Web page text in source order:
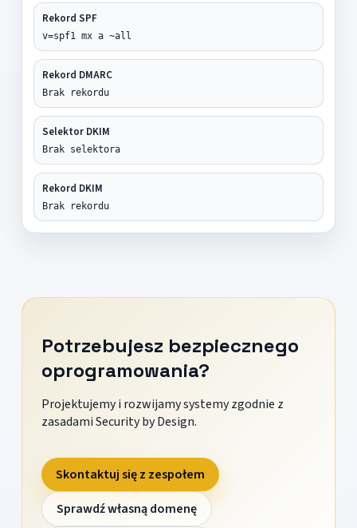
Rekord SPF
v=spf1 mx a ~all
Rekord DMARC
Brak rekordu
Selektor DKIM
Brak selektora
Rekord DKIM
Brak rekordu
Potrzebujesz bezpiecznego
oprogramowania?
Projektujemy i rozwijamy systemy zgodnie z
zasadami Security by Design.
Skontaktuj się z zespołem
Sprawdź własną domenę